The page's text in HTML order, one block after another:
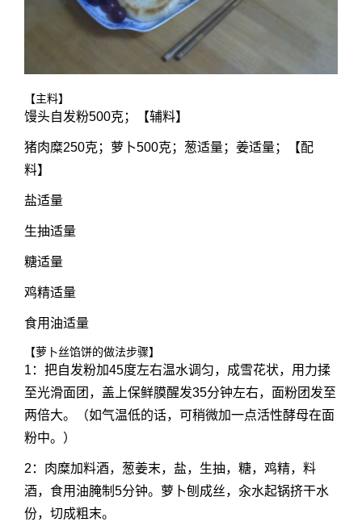
【主料】
馒头自发粉500克；【辅料】
猪肉糜250克；萝卜500克；葱适量；姜适量；【配
料】
盐适量
生抽适量
糖适量
鸡精适量
食用油适量
【萝卜丝馅饼的做法步骤】
1：把自发粉加45度左右温水调匀，成雪花状，用力揉
至光滑面团，盖上保鲜膜醒发35分钟左右，面粉团发至
两倍大。（如气温低的话，可稍微加一点活性酵母在面
粉中。）
2：肉糜加料酒，葱姜末，盐，生抽，糖，鸡精，料
酒，食用油腌制5分钟。萝卜刨成丝，汆水起锅挤干水
份，切成粗末。